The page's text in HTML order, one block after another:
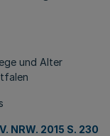
und Alter
NRW. 2015 S. 230